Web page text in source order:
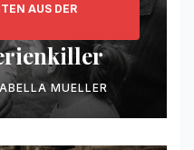
AUS DER
MUELLER